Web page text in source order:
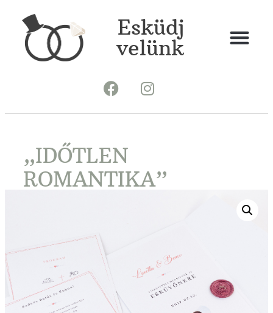
Esküdj
velünk
„IDŐTLEN
ROMANTIKA”